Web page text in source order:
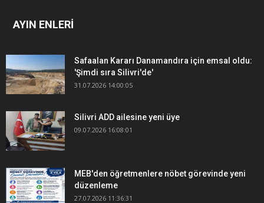
AYIN ENLERİ
Safaalan Kararı Danamandıra için emsal oldu:
'Şimdi sıra Silivri'de'
31.07.2026 14:00:05
Silivri ADD ailesine yeni üye
09.07.2026 16:08:01
MEB'den öğretmenlere nöbet görevinde yeni
düzenleme
27.07.2026 11:36:31